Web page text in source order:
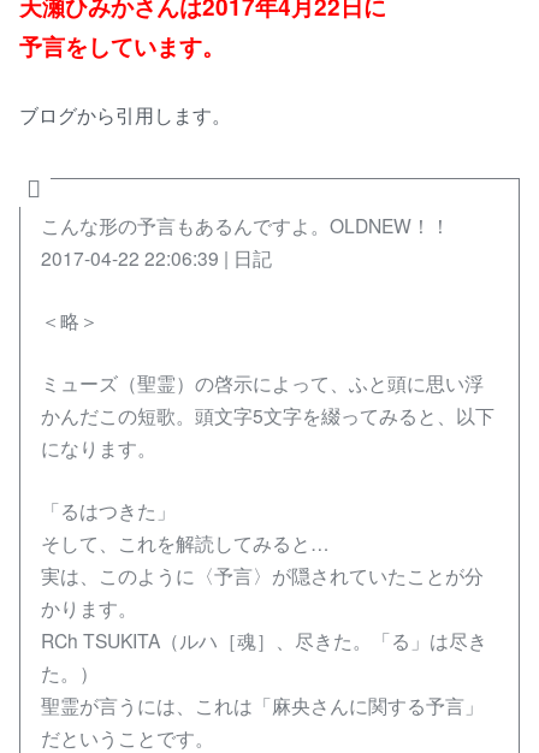
天瀬ひみかさんは2017年4月22日に
予言をしています。
ブログから引用します。
こんな形の予言もあるんですよ。OLDNEW！！
2017-04-22 22:06:39 | 日記
＜略＞
ミューズ（聖霊）の啓示によって、ふと頭に思い浮
かんだこの短歌。頭文字5文字を綴ってみると、以下
になります。
「るはつきた」
そして、これを解読してみると…
実は、このように〈予言〉が隠されていたことが分
かります。
RCh TSUKITA（ルハ［魂］、尽きた。「る」は尽き
た。）
聖霊が言うには、これは「麻央さんに関する予言」
だということです。